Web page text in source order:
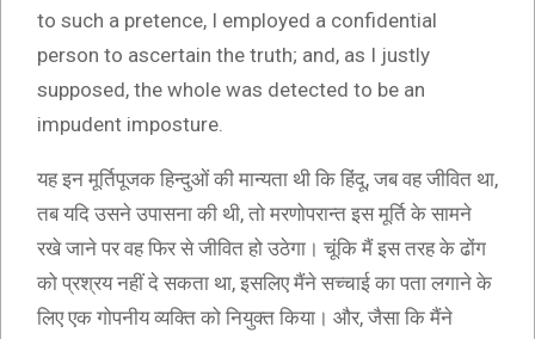
to such a pretence, I employed a confidential
person to ascertain the truth; and, as I justly
supposed, the whole was detected to be an
impudent imposture.
यह इन मूर्तिपूजक हिन्दुओं की मान्यता थी कि हिंदू, जब वह जीवित था,
तब यदि उसने उपासना की थी, तो मरणोपरान्त इस मूर्ति के सामने
रखे जाने पर वह फिर से जीवित हो उठेगा। चूंकि मैं इस तरह के ढोंग
को प्रश्रय नहीं दे सकता था, इसलिए मैंने सच्चाई का पता लगाने के
लिए एक गोपनीय व्यक्ति को नियुक्त किया। और, जैसा कि मैंने